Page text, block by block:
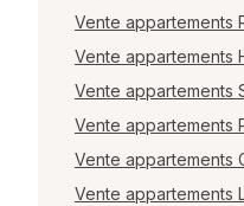
Vente appartements
Vente appartements
Vente appartements
Vente appartements
Vente appartements
Vente appartements